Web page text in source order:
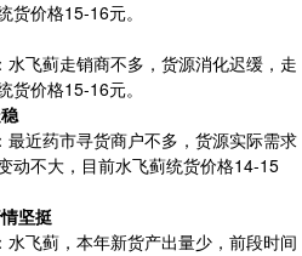
货价格15-16元。
水飞蓟走销商不多，货源消化迟缓，走
货价格15-16元。
最近药市寻货商户不多，货源实际需求
动不大，目前水飞蓟统货价格14-15
坚挺
水飞蓟，本年新货产出量少，前段时间